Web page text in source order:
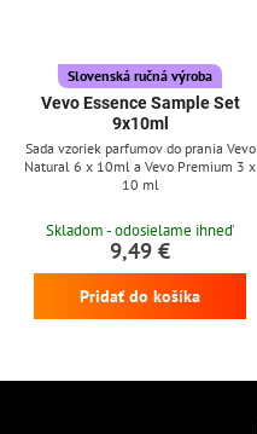
Slovenská ručná výroba
Vevo Essence Sample Set
9x10ml
Sada vzoriek parfumov do prania Vevo
Natural 6 x 10ml a Vevo Premium 3 x
10 ml
Skladom - odosielame ihneď
9,49 €
Pridať do košíka